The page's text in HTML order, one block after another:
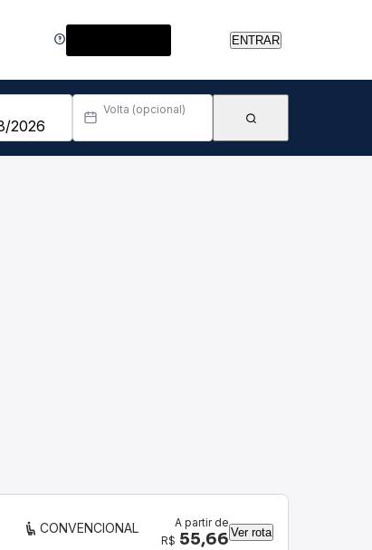
ENTRAR
Volta (opcional)
CONVENCIONAL
A partir de
R$ 55,66 Ver rota